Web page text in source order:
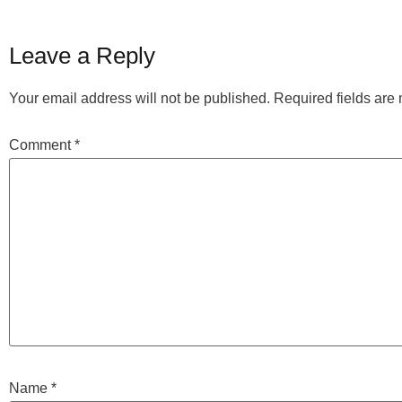
Leave a Reply
Your email address will not be published. Required fields are
Comment*
Name *